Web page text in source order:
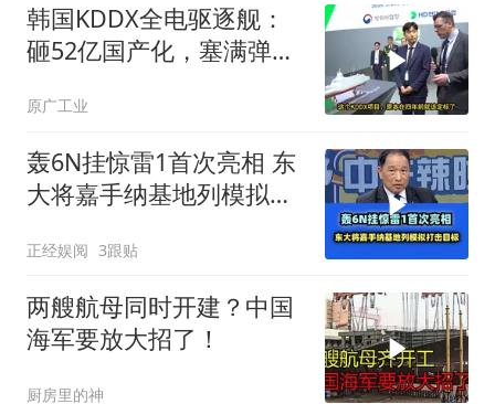
韩国KDDX全电驱逐舰：
砸52亿国产化，塞满弹道
原广工业
轰6N挂惊雷1首次亮相 东
大将嘉手纳基地列模拟打
正经娱阅 3跟贴
两艘航母同时开建？中国
海军要放大招了！
厨房里的神